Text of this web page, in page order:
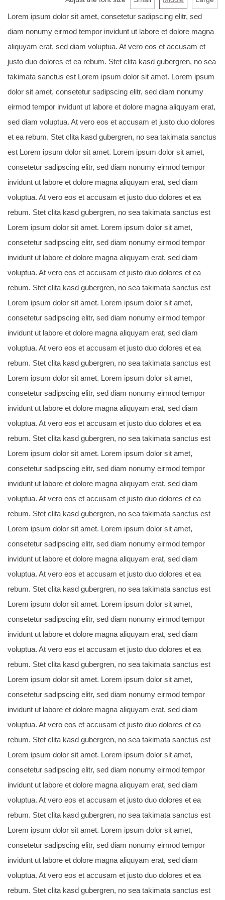
Lorem ipsum dolor sit amet, consetetur sadipscing elitr, sed
diam nonumy eirmod tempor invidunt ut labore et dolore magna
aliquyam erat, sed diam voluptua. At vero eos et accusam et
justo duo dolores et ea rebum. Stet clita kasd gubergren, no sea
takimata sanctus est Lorem ipsum dolor sit amet. Lorem ipsum
dolor sit amet, consetetur sadipscing elitr, sed diam nonumy
eirmod tempor invidunt ut labore et dolore magna aliquyam erat,
sed diam voluptua. At vero eos et accusam et justo duo dolores
et ea rebum. Stet clita kasd gubergren, no sea takimata sanctus
est Lorem ipsum dolor sit amet. Lorem ipsum dolor sit amet,
consetetur sadipscing elitr, sed diam nonumy eirmod tempor
invidunt ut labore et dolore magna aliquyam erat, sed diam
voluptua. At vero eos et accusam et justo duo dolores et ea
rebum. Stet clita kasd gubergren, no sea takimata sanctus est
Lorem ipsum dolor sit amet. Lorem ipsum dolor sit amet,
consetetur sadipscing elitr, sed diam nonumy eirmod tempor
invidunt ut labore et dolore magna aliquyam erat, sed diam
voluptua. At vero eos et accusam et justo duo dolores et ea
rebum. Stet clita kasd gubergren, no sea takimata sanctus est
Lorem ipsum dolor sit amet. Lorem ipsum dolor sit amet,
consetetur sadipscing elitr, sed diam nonumy eirmod tempor
invidunt ut labore et dolore magna aliquyam erat, sed diam
voluptua. At vero eos et accusam et justo duo dolores et ea
rebum. Stet clita kasd gubergren, no sea takimata sanctus est
Lorem ipsum dolor sit amet. Lorem ipsum dolor sit amet,
consetetur sadipscing elitr, sed diam nonumy eirmod tempor
invidunt ut labore et dolore magna aliquyam erat, sed diam
voluptua. At vero eos et accusam et justo duo dolores et ea
rebum. Stet clita kasd gubergren, no sea takimata sanctus est
Lorem ipsum dolor sit amet. Lorem ipsum dolor sit amet,
consetetur sadipscing elitr, sed diam nonumy eirmod tempor
invidunt ut labore et dolore magna aliquyam erat, sed diam
voluptua. At vero eos et accusam et justo duo dolores et ea
rebum. Stet clita kasd gubergren, no sea takimata sanctus est
Lorem ipsum dolor sit amet. Lorem ipsum dolor sit amet,
consetetur sadipscing elitr, sed diam nonumy eirmod tempor
invidunt ut labore et dolore magna aliquyam erat, sed diam
voluptua. At vero eos et accusam et justo duo dolores et ea
rebum. Stet clita kasd gubergren, no sea takimata sanctus est
Lorem ipsum dolor sit amet. Lorem ipsum dolor sit amet,
consetetur sadipscing elitr, sed diam nonumy eirmod tempor
invidunt ut labore et dolore magna aliquyam erat, sed diam
voluptua. At vero eos et accusam et justo duo dolores et ea
rebum. Stet clita kasd gubergren, no sea takimata sanctus est
Lorem ipsum dolor sit amet. Lorem ipsum dolor sit amet,
consetetur sadipscing elitr, sed diam nonumy eirmod tempor
invidunt ut labore et dolore magna aliquyam erat, sed diam
voluptua. At vero eos et accusam et justo duo dolores et ea
rebum. Stet clita kasd gubergren, no sea takimata sanctus est
Lorem ipsum dolor sit amet. Lorem ipsum dolor sit amet,
consetetur sadipscing elitr, sed diam nonumy eirmod tempor
invidunt ut labore et dolore magna aliquyam erat, sed diam
voluptua. At vero eos et accusam et justo duo dolores et ea
rebum. Stet clita kasd gubergren, no sea takimata sanctus est
Lorem ipsum dolor sit amet. Lorem ipsum dolor sit amet,
consetetur sadipscing elitr, sed diam nonumy eirmod tempor
invidunt ut labore et dolore magna aliquyam erat, sed diam
voluptua. At vero eos et accusam et justo duo dolores et ea
rebum. Stet clita kasd gubergren, no sea takimata sanctus est